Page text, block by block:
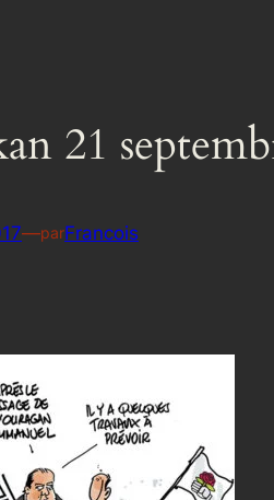
21
—parFrancois